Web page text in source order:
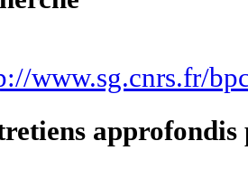
www.sg.cnrs.fr/
approfondis